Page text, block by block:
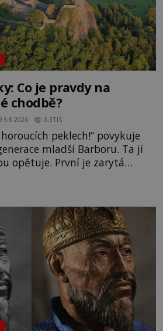
Co je pravdy na
chodbě?
5.8.2026 3.3TIS
peklech!“ povykuje
mladší Barboru. Ta jí
opětuje. První je zarytá
kališnice. A každá z
z věží slavného hradu
boje. Za manželku má